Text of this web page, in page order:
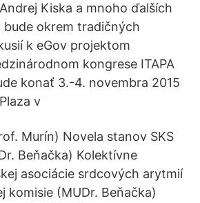
Kiska a mnoho ďalších
bude okrem tradičných
k eGov projektom
kongrese ITAPA
konať 3.-4. novembra 2015
v
Murín) Novela stanov SKS
Beňačka) Kolektívne
asociácie srdcových arytmií
komisie (MUDr. Beňačka)